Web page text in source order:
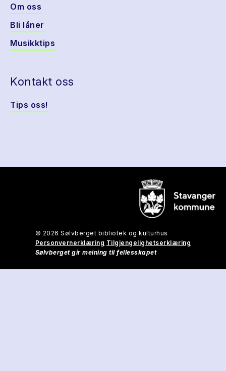
Om oss
Bli låner
Musikktips
Kontakt oss
Tips oss!
© 2026 Sølvberget bibliotek og kulturhus
Personvernerklæring Tilgjengelighetserklæring
Sølvberget gir meining til fellesskapet